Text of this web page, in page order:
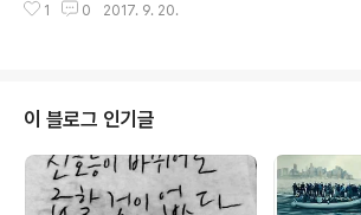
고입니다. 사실은 저희가 문화체육관광부가 진행한 '국민
게 어떤 나라에 살고 싶냐 물으면 내 아이에게 물려주고 싶
은 나라라고 대답하겠습니다'라는 카피는 저희들의 바람이
기도 해서 정말 진심을 다해 찍고 카피를 가다듬었습니다.
기존의 정부광고보다는 일반 기업PR처럼 느껴졌으면 하는
마음으로 진행을 했습니다. 맨 처음 아이디어에 비하면 많
1 0 2017. 9. 20.
이 블로그 인기글